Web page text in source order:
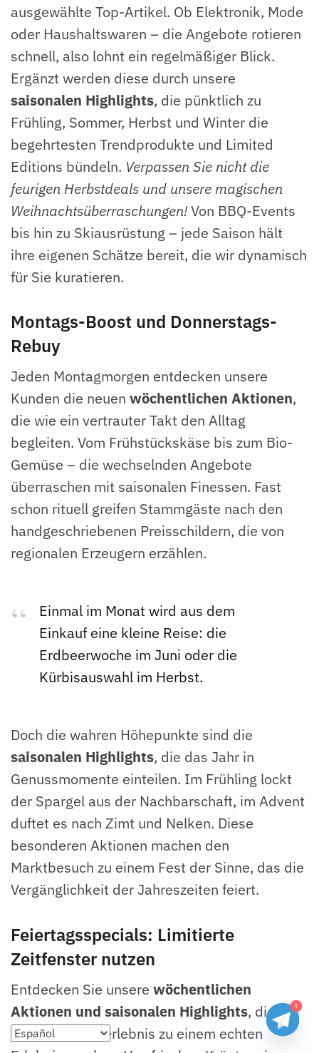
ausgewählte Top-Artikel. Ob Elektronik, Mode
oder Haushaltswaren – die Angebote rotieren
schnell, also lohnt ein regelmäßiger Blick.
Ergänzt werden diese durch unsere
saisonalen Highlights, die pünktlich zu
Frühling, Sommer, Herbst und Winter die
begehrtesten Trendprodukte und Limited
Editions bündeln. Verpassen Sie nicht die
feurigen Herbstdeals und unsere magischen
Weihnachtsüberraschungen!Von BBQ-Events
bis hin zu Skiausrüstung – jede Saison hält
ihre eigenen Schätze bereit, die wir dynamisch
für Sie kuratieren.
Montags-Boost und Donnerstags-
Rebuy
Jeden Montagmorgen entdecken unsere
Kunden die neuen wöchentlichen Aktionen,
die wie ein vertrauter Takt den Alltag
begleiten. Vom Frühstückskäse bis zum Bio-
Gemüse – die wechselnden Angebote
überraschen mit saisonalen Finessen. Fast
schon rituell greifen Stammgäste nach den
handgeschriebenen Preisschildern, die von
regionalen Erzeugern erzählen.
Einmal im Monat wird aus dem
Einkauf eine kleine Reise: die
Erdbeerwoche im Juni oder die
Kürbisauswahl im Herbst.
Doch die wahren Höhepunkte sind die
saisonalen Highlights, die das Jahr in
Genussmomente einteilen. Im Frühling lockt
der Spargel aus der Nachbarschaft, im Advent
duftet es nach Zimt und Nelken. Diese
besonderen Aktionen machen den
Marktbesuch zu einem Fest der Sinne, das die
Vergänglichkeit der Jahreszeiten feiert.
Feiertagsspecials: Limitierte
Zeitfenster nutzen
Entdecken Sie unsere wöchentlichen
Aktionen und saisonalen Highlights, die
jedes Einkaufserlebnis zu einem echten
1